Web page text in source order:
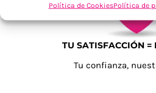
Política de CookiesPolítica de
TU SATISFACCIÓN =
Tu confianza,